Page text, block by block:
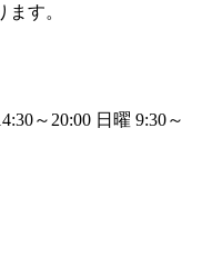
す。
～20:00 日曜 9:30～